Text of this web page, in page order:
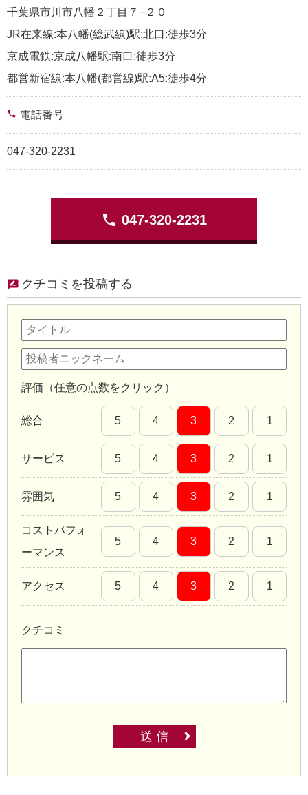
千葉県市川市八幡２丁目７−２０
JR在来線:本八幡(総武線)駅:北口:徒歩3分
京成電鉄:京成八幡駅:南口:徒歩3分
都営新宿線:本八幡(都営線)駅:A5:徒歩4分
phone 電話番号
047-320-2231
phone 047-320-2231
クチコミを投稿する
評価（任意の点数をクリック）
総合 5 4 3 2 1
サービス 5 4 3 2 1
雰囲気 5 4 3 2 1
コストパフォ
ーマンス
5 4 3 2 1
アクセス 5 4 3 2 1
クチコミ
送 信